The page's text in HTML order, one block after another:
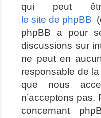
qui peut
le site de phpBB
phpBB a pour
discussions sur
ne peut en
responsable de
que nous
n’acceptons pas.
concernant